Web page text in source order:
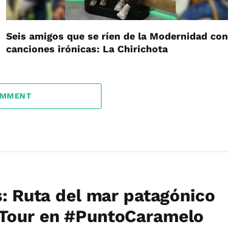
Seis amigos que se ríen de la Modernidad con
canciones irónicas: La Chirichota
Ruta del mar patagónico
en #PuntoCaramelo